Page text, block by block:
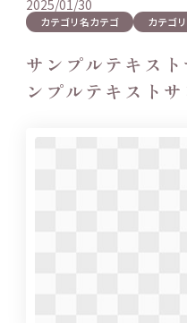
カテゴリ名カテゴ カテゴ
2025/01/30
サンプルテキス
ンプルテキスト